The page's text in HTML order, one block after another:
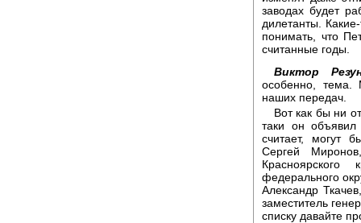
заводах будет
дилетанты.
понимать, что
считанные годы.
Виктор
особенно, тема.
наших передач.
Вот как бы ни
таки он
считает, могут
Сергей
федерального
Александр
заместитель
списку давайте